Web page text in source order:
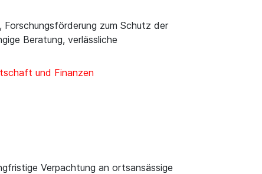
zum Schutz der
Beratung, verlässliche
und Finanzen
Verpachtung an ortsansässige